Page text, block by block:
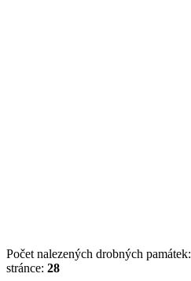
Počet nalezených drobných památek:
stránce: 28